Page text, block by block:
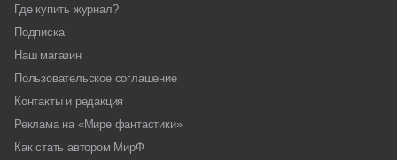
Где купить журнал?
Подписка
Наш магазин
Пользовательское соглашение
Контакты и редакция
Реклама на «Мире фантастики»
Как стать автором МирФ